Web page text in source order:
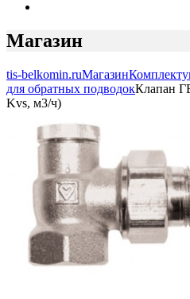
Магазин
tis-belkomin.ruМагазин
для обратных подводокКлапан
Kvs, м3/ч)